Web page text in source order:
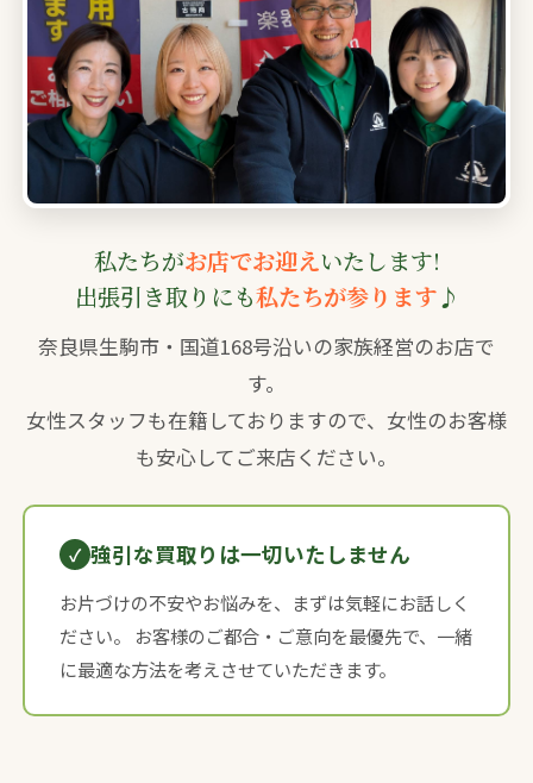
私たちがお店でお迎えいたします!
出張引き取りにも私たちが参ります♪
奈良県生駒市・国道168号沿いの家族経営のお店で
す。
女性スタッフも在籍しておりますので、女性のお客様
も安心してご来店ください。
強引な買取りは一切いたしません
お片づけの不安やお悩みを、まずは気軽にお話しく
ださい。 お客様のご都合・ご意向を最優先で、一緒
に最適な方法を考えさせていただきます。